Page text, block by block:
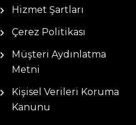
Hizmet Şartları
Çerez Politikası
Müşteri Aydınlatma
Metni
Kişisel Verileri Koruma
Kanunu